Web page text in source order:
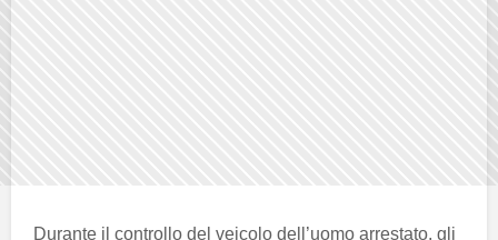
Durante il controllo del veicolo dell’uomo arrestato, gli